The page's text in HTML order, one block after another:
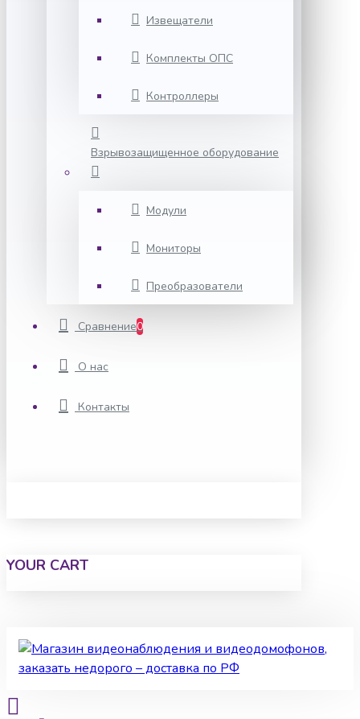
Извещатели
Комплекты ОПС
Контроллеры
Взрывозащищенное оборудование
Модули
Мониторы
Преобразователи
Сравнение0
О нас
Контакты
YOUR CART